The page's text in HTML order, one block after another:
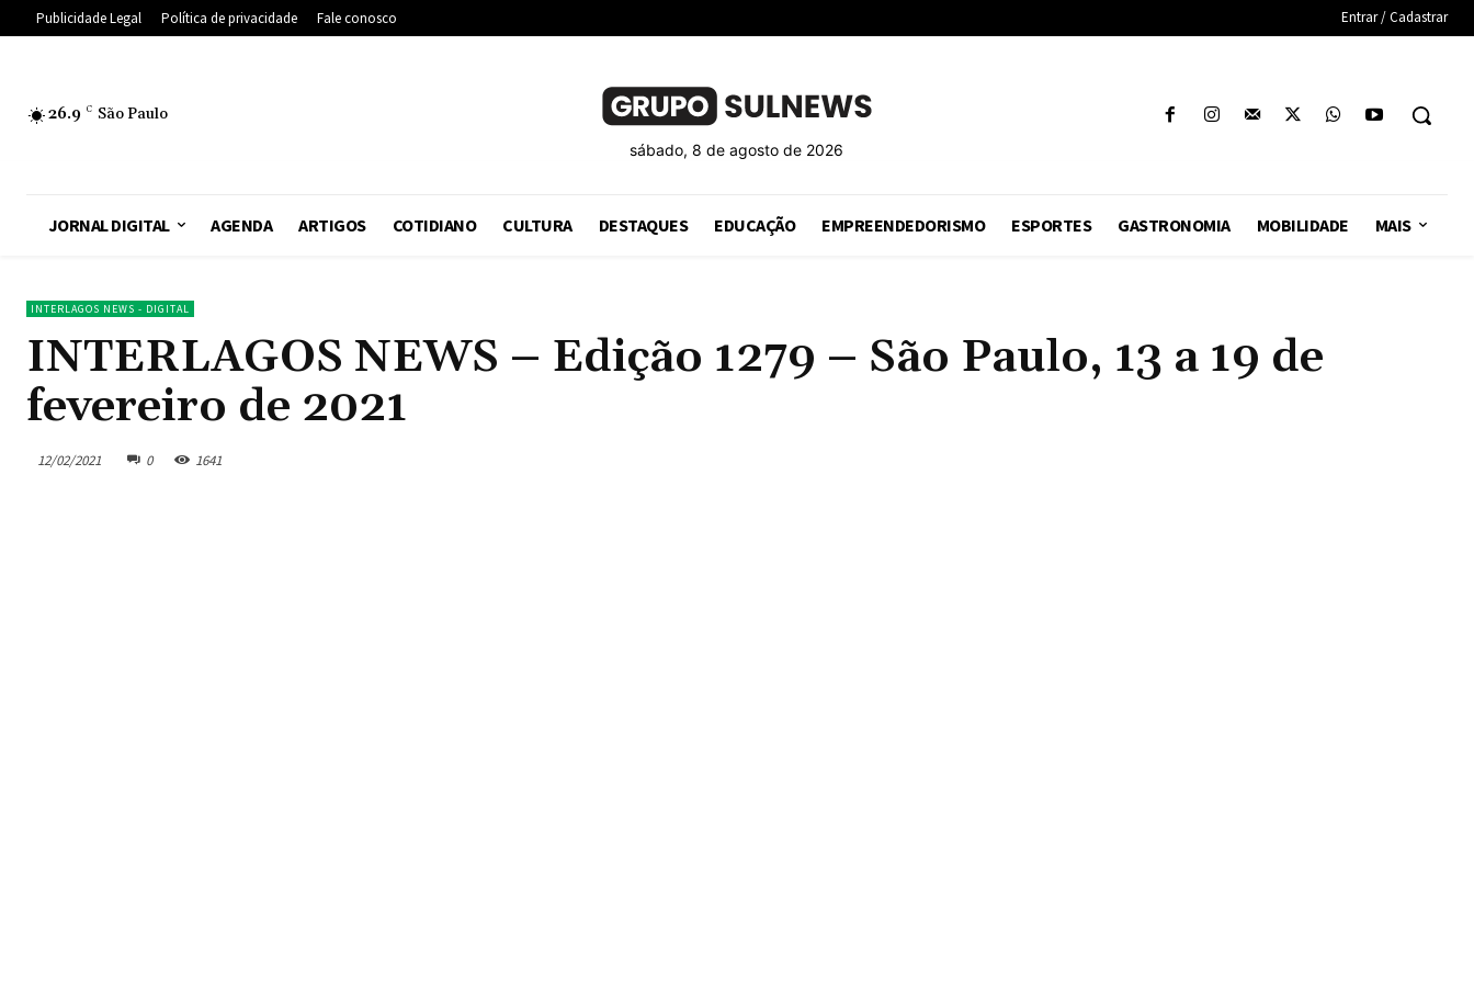
Publicidade Legal Política de privacidade Fale conosco Entrar / Cadastrar
26.9 C São Paulo
sábado, 8 de agosto de 2026
JORNAL DIGITAL AGENDA ARTIGOS COTIDIANO CULTURA DESTAQUES EDUCAÇÃO EMPREENDEDORISMO ESPORTES GASTRONOMIA MOBILIDADE MAIS
INTERLAGOS NEWS - DIGITAL
INTERLAGOS NEWS – Edição 1279 – São Paulo, 13 a 19 de
fevereiro de 2021
12/02/2021 0 1641